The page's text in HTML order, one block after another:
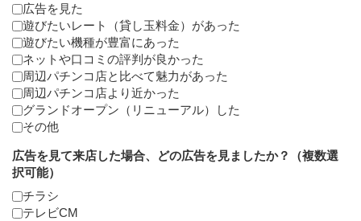
広告を見た
遊びたいレート（貸し玉料金）があった
遊びたい機種が豊富にあった
ネットや口コミの評判が良かった
周辺パチンコ店と比べて魅力があった
周辺パチンコ店より近かった
グランドオープン（リニューアル）した
その他
広告を見て来店した場合、どの広告を見ましたか？（複数選
択可能）
チラシ
テレビCM